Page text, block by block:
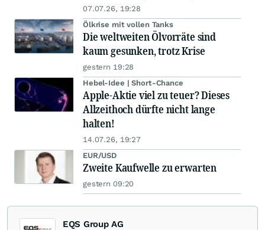
07.07.26, 19:28
Ölkrise mit vollen Tanks
Die weltweiten Ölvorräte sind
kaum gesunken, trotz Krise
gestern 19:28
Hebel-Idee | Short-Chance
Apple-Aktie viel zu teuer? Dieses
Allzeithoch dürfte nicht lange
halten!
14.07.26, 19:27
EUR/USD
Zweite Kaufwelle zu erwarten
gestern 09:20
EQS Group AG